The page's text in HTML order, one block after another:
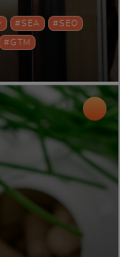
#SEA #SEO
#GTM